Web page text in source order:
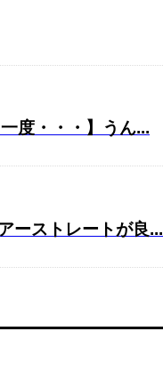
度・・・】うん...
ーストレートが良...